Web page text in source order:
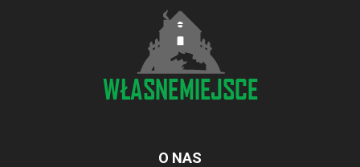
O NAS